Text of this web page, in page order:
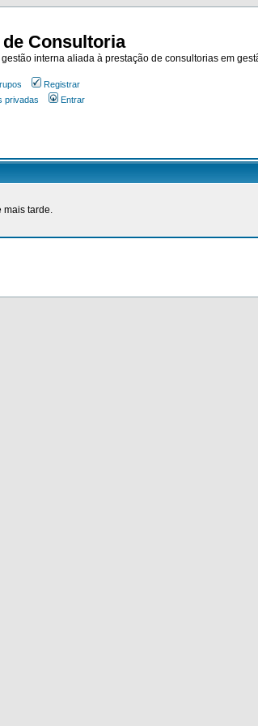
Consultoria
interna aliada à prestação de consultorias em
Registrar
privadas Entrar
mais tarde.